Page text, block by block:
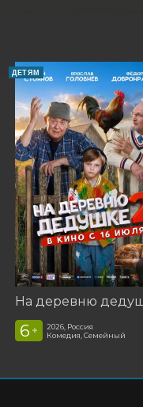
ДЕТЯМ
6 +
2026, Россия
Комедия, Семейный